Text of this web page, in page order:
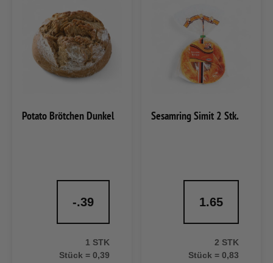
Potato Brötchen Dunkel
-.39
1 STK
Stück = 0,39
Sesamring Simit 2 Stk.
1.65
2 STK
Stück = 0,83